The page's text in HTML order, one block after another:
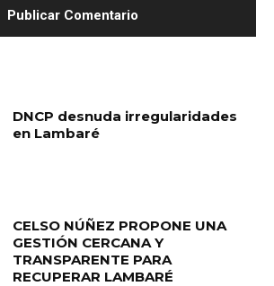
DNCP desnuda irregularidades
en Lambaré
CELSO NÚÑEZ PROPONE UNA
GESTIÓN CERCANA Y
TRANSPARENTE PARA
RECUPERAR LAMBARÉ